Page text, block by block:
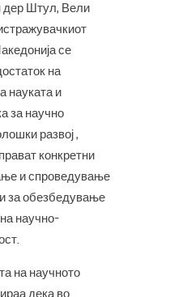
дер Штул, Вели
се
на
науката и
за научно
развој ,
конкретни
и спроведување
за обезбедување
научно-
на научното
дека во